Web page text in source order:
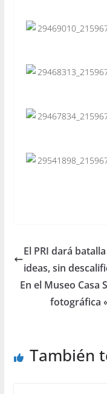
El PRI dará
ideas, sin
En el Museo Casa
fotográfica
También